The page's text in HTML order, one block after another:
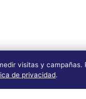
visitas y
de privacidad.